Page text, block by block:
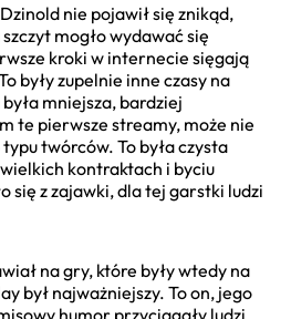
nie pojawił się znikąd,
mogło wydawać się
kroki w internecie sięgają
były zupelnie inne czasy na
mniejsza, bardziej
te pierwsze streamy, może nie
twórców. To była czysta
kontraktach i byciu
się z zajawki, dla tej garstki ludzi
na gry, które były wtedy na
był najważniejszy. To on, jego
humor przyciągały ludzi.